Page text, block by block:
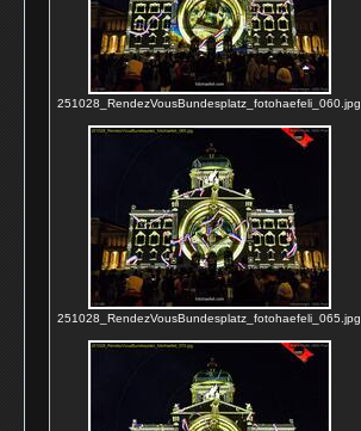
251028_RendezVousBundesplatz_fotohaefeli_060.jpg
251028_RendezVousBundesplatz_fotohaefeli_065.jpg